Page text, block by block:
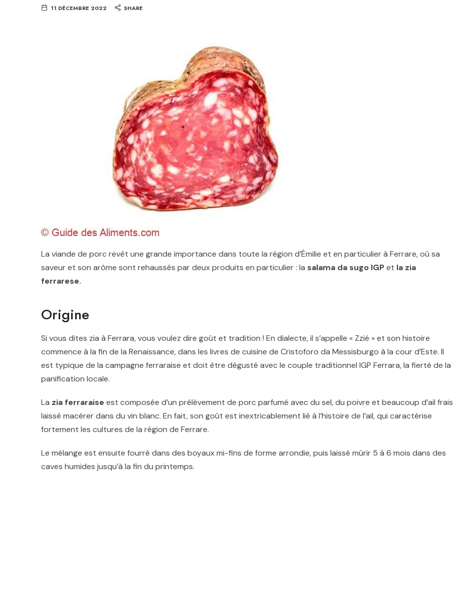
11 DÉCEMBRE 2022 SHARE
La viande de porc revêt une grande importance dans toute la région d’Émilie et en particulier à Ferrare, où sa
saveur et son arôme sont rehaussés par deux produits en particulier : la salama da sugo IGPet la zia
ferrarese.
Origine
Si vous dites zia à Ferrara, vous voulez dire goût et tradition ! En dialecte, il s’appelle « Zzié » et son histoire
commence à la fin de la Renaissance, dans les livres de cuisine de Cristoforo da Messisburgo à la cour d’Este. Il
est typique de la campagne ferraraise et doit être dégusté avec le couple traditionnel IGP Ferrara, la fierté de la
panification locale.
La zia ferraraise est composée d’un prélèvement de porc parfumé avec du sel, du poivre et beaucoup d’ail frais
laissé macérer dans du vin blanc. En fait, son goût est inextricablement lié à l’histoire de l’ail, qui caractérise
fortement les cultures de la région de Ferrare.
Le mélange est ensuite fourré dans des boyaux mi-fins de forme arrondie, puis laissé mûrir 5 à 6 mois dans des
caves humides jusqu’à la fin du printemps.